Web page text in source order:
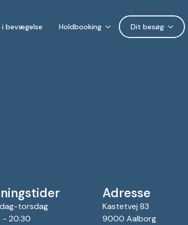
i bevægelse Holdbooking Dit besøg
torsdag
- 20:30
Adresse
Kastetvej 83
9000 Aalborg